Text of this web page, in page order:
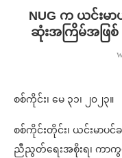
NUG က ယင်းမ
ဆုံးအကြိမ်အဖ
စစ်ကိုင်း၊ မေ ၃၁၊ ၂၀၂၃။
စစ်ကိုင်းတိုင်း၊ ယင်းမာပ
ညီညွတ်ရေးအစိုးရ၊ ကာ